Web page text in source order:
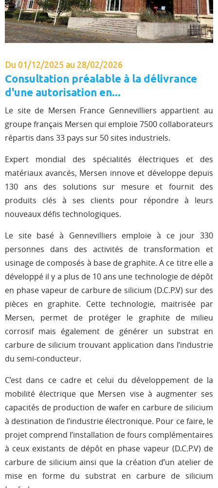
Du 01/12/2025 au 28/02/2026
Consultation préalable à la délivrance
d'une autorisation en...
Le site de Mersen France Gennevilliers appartient au
groupe français Mersen qui emploie 7500 collaborateurs
répartis dans 33 pays sur 50 sites industriels.
Expert mondial des spécialités électriques et des
matériaux avancés, Mersen innove et développe depuis
130 ans des solutions sur mesure et fournit des
produits clés à ses clients pour répondre à leurs
nouveaux défis technologiques.
Le site basé à Gennevilliers emploie à ce jour 330
personnes dans des activités de transformation et
usinage de composés à base de graphite. A ce titre elle a
développé il y a plus de 10 ans une technologie de dépôt
en phase vapeur de carbure de silicium (D.C.P.V) sur des
pièces en graphite. Cette technologie, maitrisée par
Mersen, permet de protéger le graphite de milieu
corrosif mais également de générer un substrat en
carbure de silicium trouvant application dans l’industrie
du semi-conducteur.
C’est dans ce cadre et celui du développement de la
mobilité électrique que Mersen vise à augmenter ses
capacités de production de wafer en carbure de silicium
à destination de l’industrie électronique. Pour ce faire, le
projet comprend l’installation de fours complémentaires
à ceux existants de dépôt en phase vapeur (D.C.P.V) de
carbure de silicium ainsi que la création d’un atelier de
mise en forme du substrat en carbure de silicium